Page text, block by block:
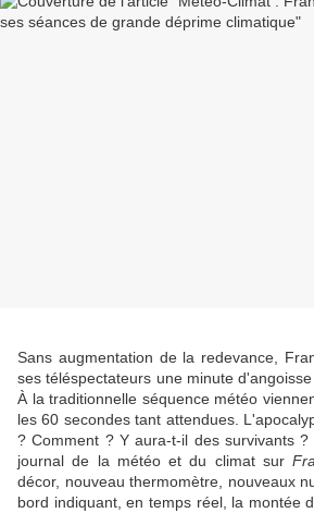
Sans augmentation de la redevance,
ses téléspectateurs une minute
À la traditionnelle séquence météo
les 60 secondes tant attendues.
? Comment ? Y aura-t-il des survivants
journal de la météo et du climat sur
décor, nouveau thermomètre, nouveaux
bord indiquant, en temps réel, la montée